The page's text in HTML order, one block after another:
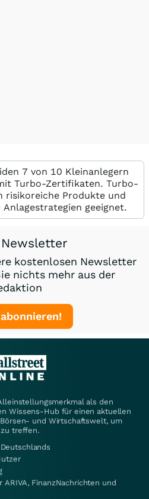
7 von 10 Kleinanlegern
Turbo-Zertifikaten. Turbo-
risikoreiche Produkte und
geeignet.
Newsletter
kostenlosen Newsletter
nichts mehr aus der
als den
Wissens-Hub für einen aktuellen
und Wirtschaftswelt, um
treffen.
ARIVA, FinanzNachrichten und